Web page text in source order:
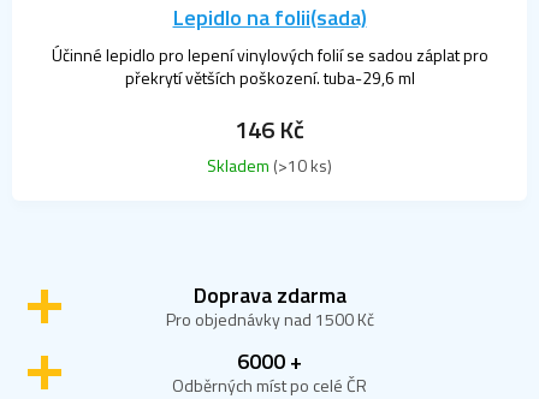
Lepidlo na folii(sada)
146 Kč
Účinné lepidlo pro lepení vinylových folií se sadou záplat pro
překrytí větších poškození. tuba-29,6 ml
Skladem (>10 ks)
l
á
d
a
c
Doprava zdarma
Pro objednávky nad 1500 Kč
6000 +
Odběrných míst po celé ČR